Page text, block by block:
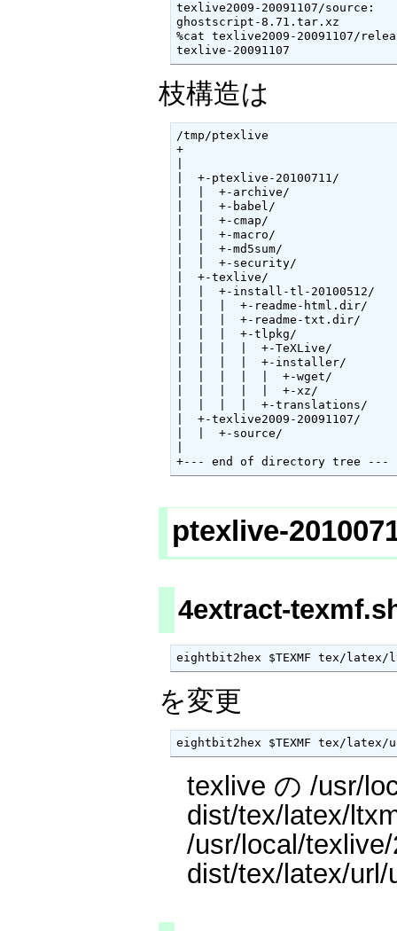
texlive2009-20091107/source:
ghostscript-8.71.tar.xz
%cat texlive2009-20091107/
texlive-20091107
枝構造は
/tmp/ptexlive
+
|  +-ptexlive-20100711/
|  |  +-archive/
|  |  +-babel/
|  |  +-cmap/
|  |  +-macro/
|  |  +-md5sum/
|  |  +-security/
|  +-texlive/
|  |  +-install-tl-20100512/
|  |  |  +-readme-html.dir/
|  |  |  +-readme-txt.dir/
|  |  |  +-tlpkg/
|  |  |  |  +-TeXLive/
|  |  |  |  +-installer/
|  |  |  |  |  +-wget/
|  |  |  |  |  +-xz/
|  |  |  |  +-translations/
|  +-texlive2009-20091107/
|  |  +-source/
+--- end of directory tree ---
ptexlive-
4extract-
eightbit2hex $TEXMF tex/
を変更
eightbit2hex $TEXMF tex/
texlive の /usr/
dist/tex/latex/
/usr/local/
dist/tex/latex/